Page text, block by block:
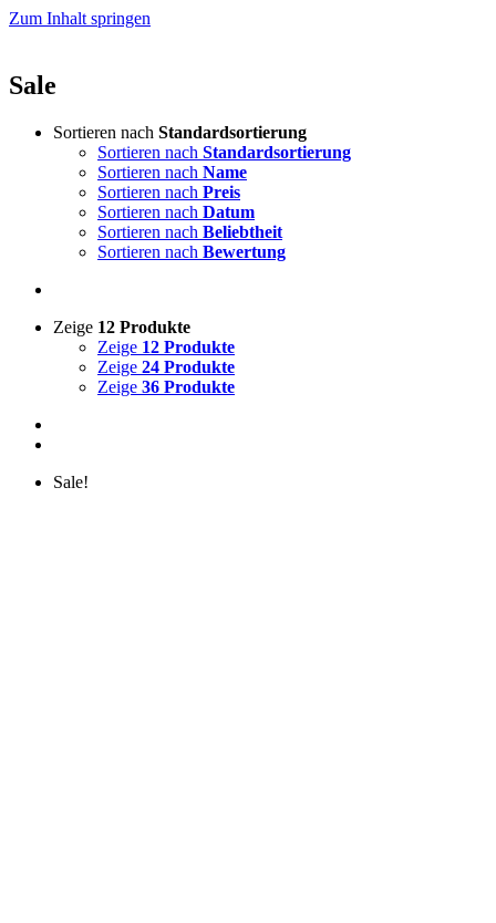
Zum Inhalt springen
Sale
Sortieren nach Standardsortierung
Sortieren nach Standardsortierung
Sortieren nach Name
Sortieren nach Preis
Sortieren nach Datum
Sortieren nach Beliebtheit
Sortieren nach Bewertung
Zeige 12 Produkte
Zeige 12 Produkte
Zeige 24 Produkte
Zeige 36 Produkte
Sale!